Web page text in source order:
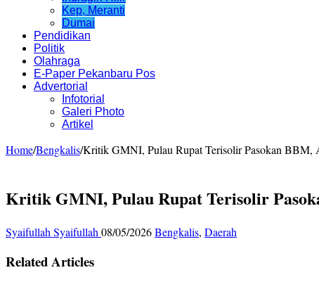
Kep, Meranti
Dumai
Pendidikan
Politik
Olahraga
E-Paper Pekanbaru Pos
Advertorial
Infotorial
Galeri Photo
Artikel
Home/Bengkalis/Kritik GMNI, Pulau Rupat Terisolir Pasokan BBM,
Kritik GMNI, Pulau Rupat Terisolir
Syaifullah Syaifullah 08/05/2026Bengkalis, Daerah
Related Articles